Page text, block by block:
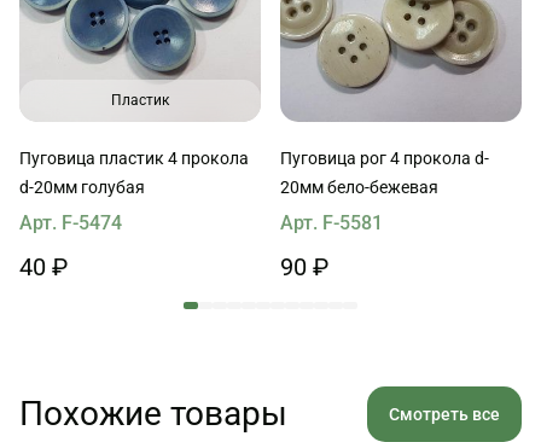
Пластик
Пуговица пластик 4 прокола
d-20мм голубая
Арт. F-5474
40 ₽
Пуговица рог 4 прокола d-
20мм бело-бежевая
Арт. F-5581
90 ₽
Похожие товары Смотреть все